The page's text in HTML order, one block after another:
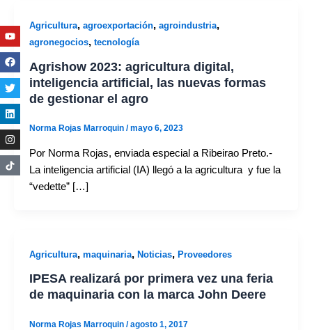
Agricultura, agroexportación, agroindustria,
agronegocios, tecnología
Agrishow 2023: agricultura digital,
inteligencia artificial, las nuevas formas
de gestionar el agro
Norma Rojas Marroquin /mayo 6, 2023
Por Norma Rojas, enviada especial a Ribeirao Preto.-
La inteligencia artificial (IA) llegó a la agricultura y fue la
“vedette” […]
Agricultura, maquinaria, Noticias, Proveedores
IPESA realizará por primera vez una feria
de maquinaria con la marca John Deere
Norma Rojas Marroquin /agosto 1, 2017
Youtube
Facebook
Twitter
Linkedin
Instagram